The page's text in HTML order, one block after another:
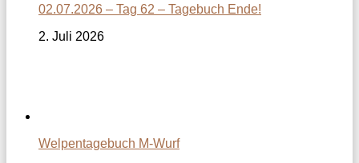
02.07.2026 – Tag 62 – Tagebuch Ende!
2. Juli 2026
Welpentagebuch M-Wurf